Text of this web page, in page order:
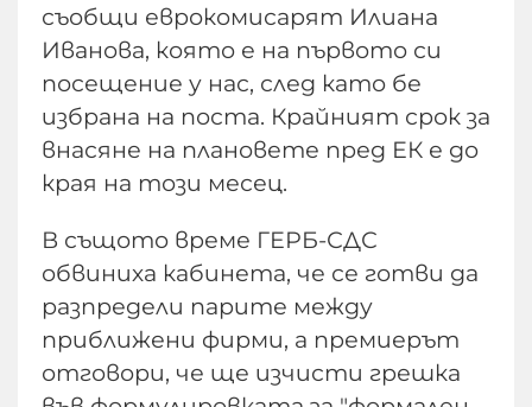
съобщи еврокомисарят Илиана
Иванова, която е на първото си
посещение у нас, след като бе
избрана на поста. Крайният срок за
внасяне на плановете пред ЕК е до
края на този месец.
В същото време ГЕРБ-СДС
обвиниха кабинета, че се готви да
разпредели парите между
приближени фирми, а премиерът
отговори, че ще изчисти грешка